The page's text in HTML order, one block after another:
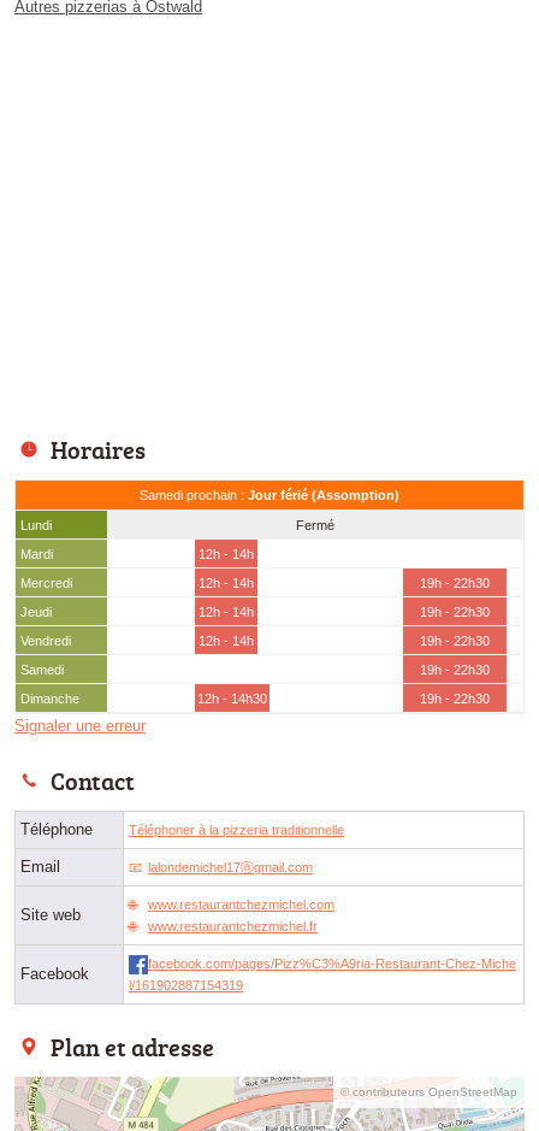
Autres pizzerias à Ostwald
Horaires
Samedi prochain : Jour férié (Assomption)
Lundi
Fermé
Mardi
12h - 14h
Mercredi
12h - 14h
19h - 22h30
Jeudi
12h - 14h
19h - 22h30
Vendredi
12h - 14h
19h - 22h30
Samedi
19h - 22h30
Dimanche
12h - 14h30 19h - 22h30
Signaler une erreur
Contact
Téléphone Téléphoner à la pizzeria traditionnelle
Email lalondemichel17ⓐgmail.com
Site web
www.restaurantchezmichel.com
www.restaurantchezmichel.fr
Facebook
facebook.com/pages/Pizz%C3%A9ria-Restaurant-Chez-Miche
l/161902887154319
Plan et adresse
© contributeurs OpenStreetMap